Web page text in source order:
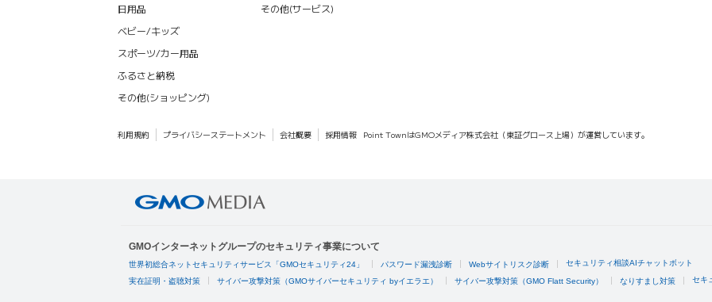
日用品
ベビー/キッズ
スポーツ/カー用品
ふるさと納税
その他(ショッピング)
その他(サービス)
利用規約 プライバシーステートメント 会社概要 採用情報 Point TownはGMOメディア株式会社（東証グロース上場）が運営しています。
GMOインターネットグループのセキュリティ事業について
世界初総合ネットセキュリティサービス「GMOセキュリティ24」 パスワード漏洩診断 Webサイトリスク診断 セキュリティ相談AIチャットボット
実在証明・盗聴対策 サイバー攻撃対策（GMOサイバーセキュリティ byイエラエ） サイバー攻撃対策（GMO Flatt Security） なりすまし対策 セキ